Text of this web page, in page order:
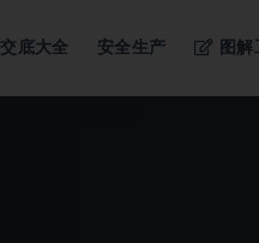
交底大全 安全生产 图解